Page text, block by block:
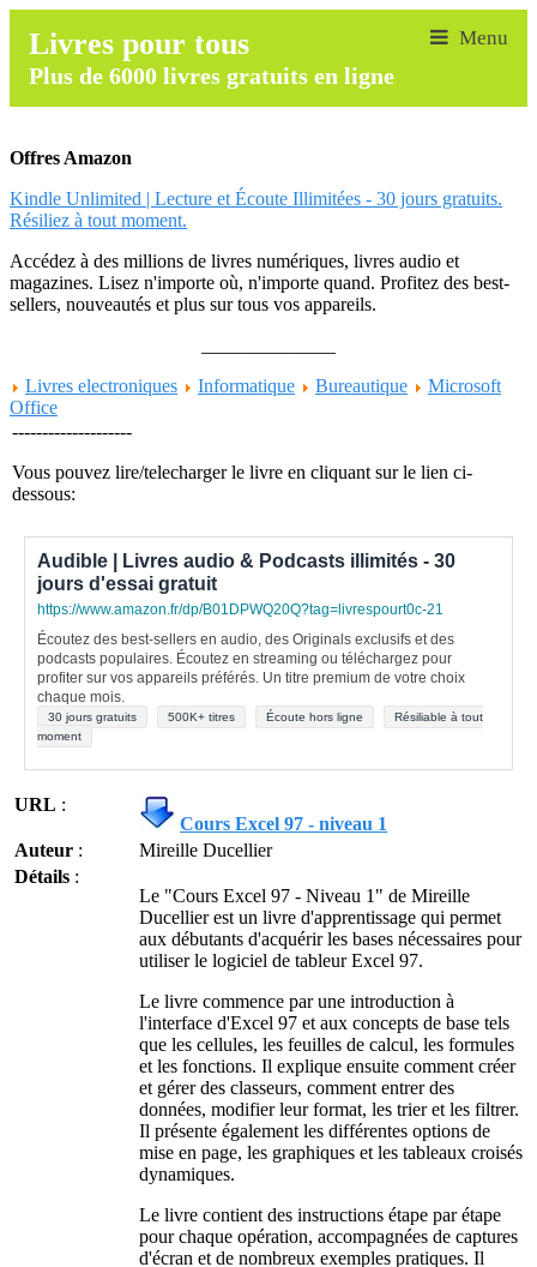
Livres pour tous
Plus de 6000 livres gratuits en ligne
Offres Amazon
Kindle Unlimited | Lecture et Écoute Illimitées - 30 jours gratuits.
Résiliez à tout moment.
Accédez à des millions de livres numériques, livres audio et
magazines. Lisez n'importe où, n'importe quand. Profitez des best-
sellers, nouveautés et plus sur tous vos appareils.
Livres electroniques
Informatique Bureautique
Microsoft
Office
--------------------
Vous pouvez lire/telecharger le livre en cliquant sur le lien ci-
dessous:
Audible | Livres audio & Podcasts illimités - 30
jours d'essai gratuit
https://www.amazon.fr/dp/B01DPWQ20Q?tag=livrespourt0c-21
Écoutez des best-sellers en audio, des Originals exclusifs et des
podcasts populaires. Écoutez en streaming ou téléchargez pour
profiter sur vos appareils préférés. Un titre premium de votre choix
chaque mois.
30 jours gratuits 500K+ titres Écoute hors ligne
Résiliable à tout
moment
URL :
Cours Excel 97 - niveau 1
Auteur :
Mireille Ducellier
Détails :
Le "Cours Excel 97 - Niveau 1" de Mireille
Ducellier est un livre d'apprentissage qui permet
aux débutants d'acquérir les bases nécessaires pour
utiliser le logiciel de tableur Excel 97.
Le livre commence par une introduction à
l'interface d'Excel 97 et aux concepts de base tels
que les cellules, les feuilles de calcul, les formules
et les fonctions. Il explique ensuite comment créer
et gérer des classeurs, comment entrer des
données, modifier leur format, les trier et les filtrer.
Il présente également les différentes options de
mise en page, les graphiques et les tableaux croisés
dynamiques.
Le livre contient des instructions étape par étape
pour chaque opération, accompagnées de captures
d'écran et de nombreux exemples pratiques. Il